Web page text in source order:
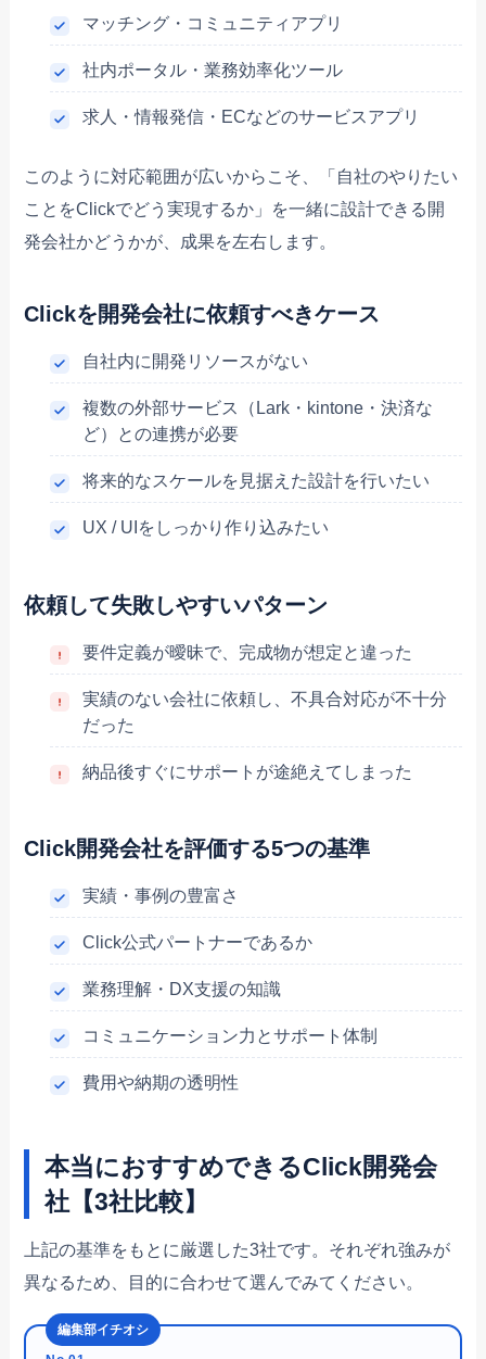
マッチング・コミュニティアプリ
社内ポータル・業務効率化ツール
求人・情報発信・ECなどのサービスアプリ
このように対応範囲が広いからこそ、「自社のやりたい
ことをClickでどう実現するか」を一緒に設計できる開
発会社かどうかが、成果を左右します。
Clickを開発会社に依頼すべきケース
自社内に開発リソースがない
複数の外部サービス（Lark・kintone・決済な
ど）との連携が必要
将来的なスケールを見据えた設計を行いたい
UX / UIをしっかり作り込みたい
依頼して失敗しやすいパターン
要件定義が曖昧で、完成物が想定と違った
実績のない会社に依頼し、不具合対応が不十分
だった
納品後すぐにサポートが途絶えてしまった
Click開発会社を評価する5つの基準
実績・事例の豊富さ
Click公式パートナーであるか
業務理解・DX支援の知識
コミュニケーション力とサポート体制
費用や納期の透明性
本当におすすめできるClick開発会
社【3社比較】
上記の基準をもとに厳選した3社です。それぞれ強みが
異なるため、目的に合わせて選んでみてください。
編集部イチオシ